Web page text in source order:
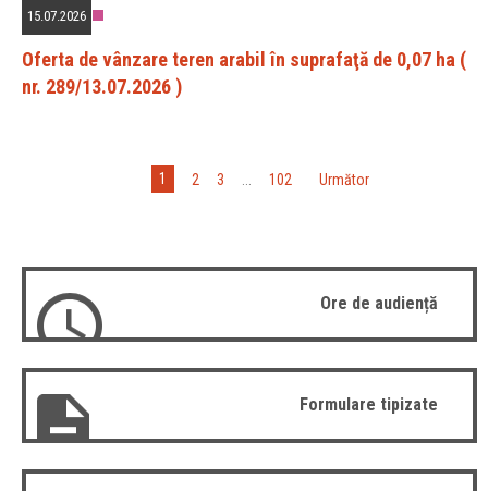
15.07.2026
Oferta de vânzare teren arabil în suprafaţă de 0,07 ha (
nr. 289/13.07.2026 )
1 2 3 102 Următor
Ore de audiență
Formulare tipizate